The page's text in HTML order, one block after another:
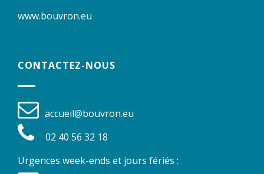
www.bouvron.eu
CONTACTEZ-NOUS
accueil@bouvron.eu
02 40 56 32 18
Urgences week-ends et jours fériés :